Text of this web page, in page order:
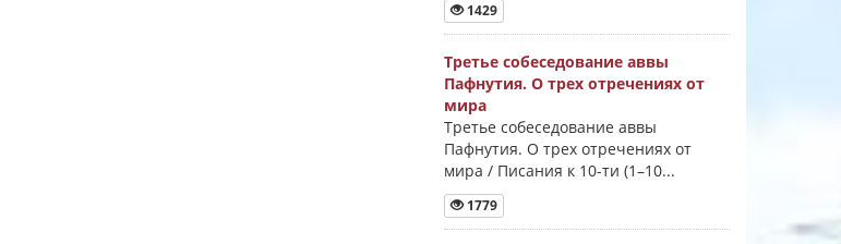
1429
Третье собеседование аввы
Пафнутия. О трех отречениях от
мира
Третье собеседование аввы
Пафнутия. О трех отречениях от
мира / Писания к 10-ти (1–10...
1779